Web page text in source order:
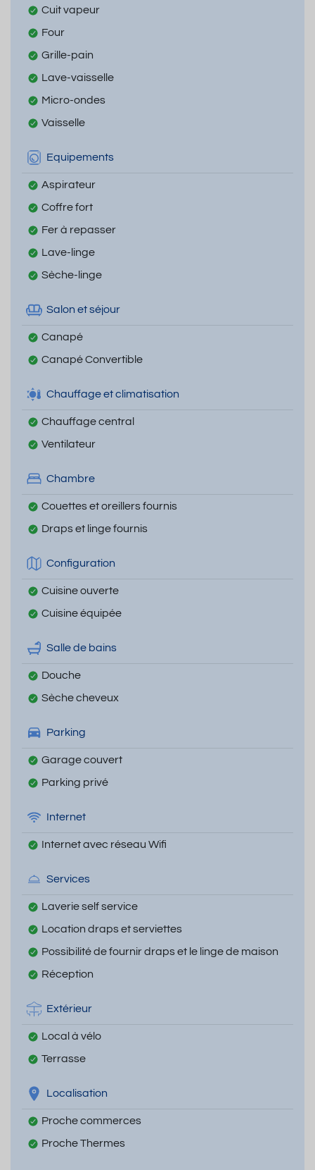
Cuit vapeur
Four
Grille-pain
Lave-vaisselle
Micro-ondes
Vaisselle
Equipements
Aspirateur
Coffre fort
Fer à repasser
Lave-linge
Sèche-linge
Salon et séjour
Canapé
Canapé Convertible
Chauffage et climatisation
Chauffage central
Ventilateur
Chambre
Couettes et oreillers fournis
Draps et linge fournis
Configuration
Cuisine ouverte
Cuisine équipée
Salle de bains
Douche
Sèche cheveux
Parking
Garage couvert
Parking privé
Internet
Internet avec réseau Wifi
Services
Laverie self service
Location draps et serviettes
Possibilité de fournir draps et le linge de maison
Réception
Extérieur
Local à vélo
Terrasse
Localisation
Proche commerces
Proche Thermes